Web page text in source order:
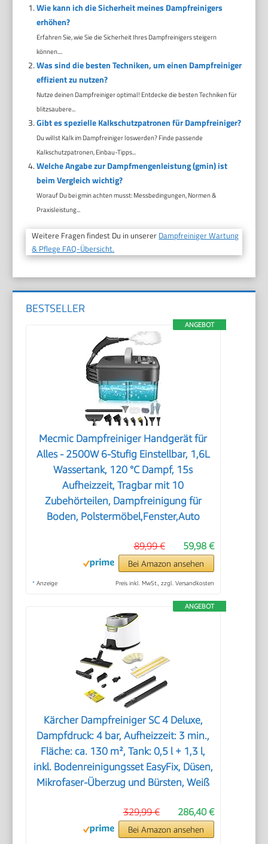
Wie kann ich die Sicherheit meines Dampfreinigers
erhöhen?
Erfahren Sie, wie Sie die Sicherheit Ihres Dampfreinigers steigern
können....
Was sind die besten Techniken, um einen Dampfreiniger
effizient zu nutzen?
Nutze deinen Dampfreiniger optimal! Entdecke die besten Techniken für
blitzsaubere...
Gibt es spezielle Kalkschutzpatronen für Dampfreiniger?
Du willst Kalk im Dampfreiniger loswerden? Finde passende
Kalkschutzpatronen, Einbau-Tipps...
Welche Angabe zur Dampfmengenleistung (gmin) ist
beim Vergleich wichtig?
Worauf Du bei gmin achten musst: Messbedingungen, Normen &
Praxisleistung...
Weitere Fragen findest Du in unserer Dampfreiniger Wartung
& Pflege FAQ-Übersicht.
BESTSELLER
ANGEBOT
Mecmic Dampfreiniger Handgerät für
Alles - 2500W 6-Stufig Einstellbar, 1,6L
Wassertank, 120 °C Dampf, 15s
Aufheizzeit, Tragbar mit 10
Zubehörteilen, Dampfreinigung für
Boden, Polstermöbel,Fenster,Auto
59,98 €
89,99 €
Bei Amazon ansehen
* Anzeige Preis inkl. MwSt., zzgl. Versandkosten
ANGEBOT
Kärcher Dampfreiniger SC 4 Deluxe,
Dampfdruck: 4 bar, Aufheizzeit: 3 min.,
Fläche: ca. 130 m², Tank: 0,5 l + 1,3 l,
inkl. Bodenreinigungsset EasyFix, Düsen,
Mikrofaser-Überzug und Bürsten, Weiß
286,40 €
329,99 €
Bei Amazon ansehen